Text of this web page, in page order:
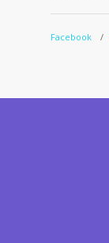
Facebook